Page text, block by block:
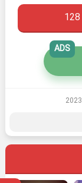
ADS